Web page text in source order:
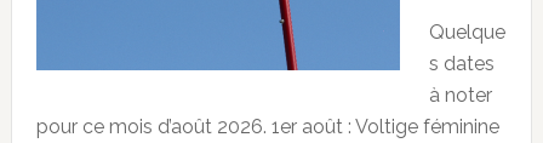
Quelque
s dates
à noter
pour ce mois d’août 2026. 1er août : Voltige féminine